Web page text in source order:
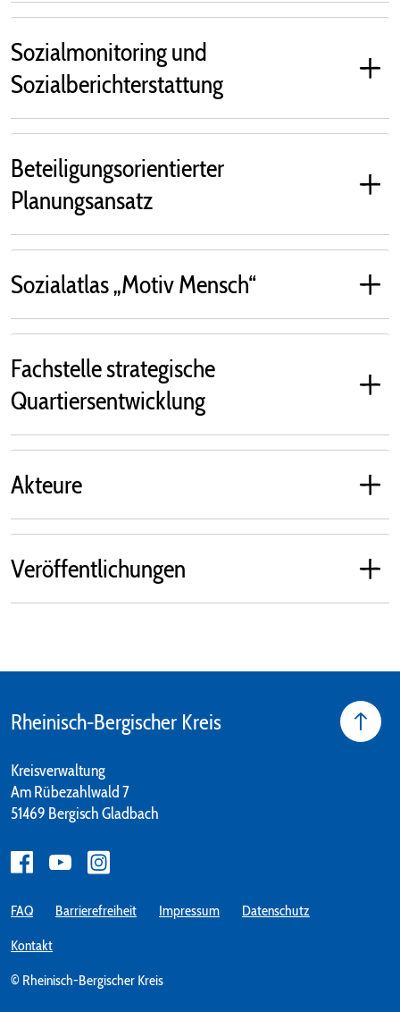
Sozialmonitoring und
Sozialberichterstattung
Beteiligungsorientierter
Planungsansatz
Sozialatlas „Motiv Mensch“
Fachstelle strategische
Quartiersentwicklung
Akteure
Veröffentlichungen
Rheinisch-Bergischer Kreis
Kreisverwaltung
Am Rübezahlwald 7
51469 Bergisch Gladbach
© Rheinisch-Bergischer Kreis
FAQ Barrierefreiheit Impressum Datenschutz
Kontakt